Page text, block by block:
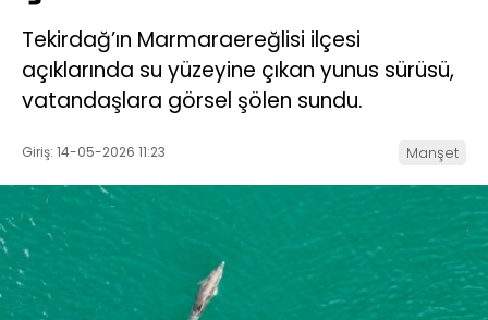
Tekirdağ’ın Marmaraereğlisi ilçesi
açıklarında su yüzeyine çıkan yunus sürüsü,
vatandaşlara görsel şölen sundu.
Giriş: 14-05-2026 11:23 Manşet